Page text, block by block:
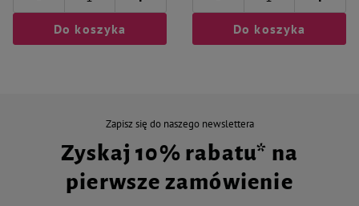
Do koszyka Do koszyka
Zapisz się do naszego newslettera
Zyskaj 10% rabatu* na
pierwsze zamówienie